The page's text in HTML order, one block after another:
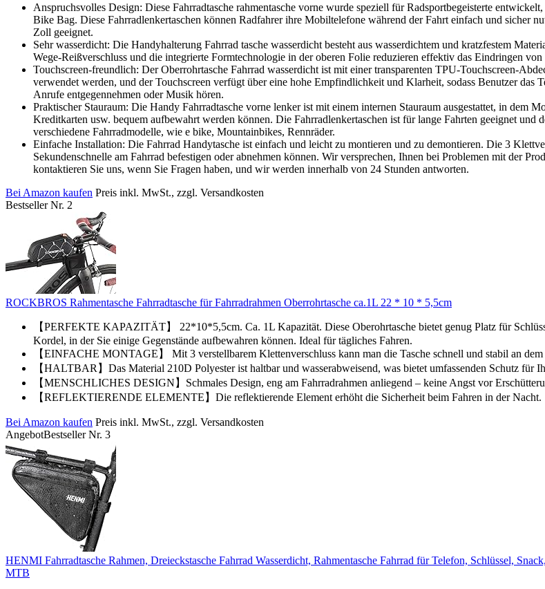
Anspruchsvolles Design: Diese Fahrradtasche rahmentasche vorne wurde speziell für Radsportbegeisterte
Bike Bag. Diese Fahrradlenkertaschen können Radfahrer ihre Mobiltelefone während der Fahrt einfach und sicher
Zoll geeignet.
Sehr wasserdicht: Die Handyhalterung Fahrrad tasche wasserdicht besteht aus wasserdichtem und kratzfestem
Wege-Reißverschluss und die integrierte Formtechnologie in der oberen Folie reduzieren effektiv das Eindringen
Touchscreen-freundlich: Der Oberrohrtasche Fahrrad wasserdicht ist mit einer transparenten TPU-Touchscreen-
verwendet werden, und der Touchscreen verfügt über eine hohe Empfindlichkeit und Klarheit, sodass Benutzer das
Anrufe entgegennehmen oder Musik hören.
Praktischer Stauraum: Die Handy Fahrradtasche vorne lenker ist mit einem internen Stauraum ausgestattet, in dem
Kreditkarten usw. bequem aufbewahrt werden können. Die Fahrradlenkertaschen ist für lange Fahrten geeignet
verschiedene Fahrradmodelle, wie e bike, Mountainbikes, Rennräder.
Einfache Installation: Die Fahrrad Handytasche ist einfach und leicht zu montieren und zu demontieren. Die 3
Sekundenschnelle am Fahrrad befestigen oder abnehmen können. Wir versprechen, Ihnen bei Problemen mit der
kontaktieren Sie uns, wenn Sie Fragen haben, und wir werden innerhalb von 24 Stunden antworten.
Bei Amazon kaufen Preis inkl. MwSt., zzgl. Versandkosten
Bestseller Nr. 2
ROCKBROS Rahmentasche Fahrradtasche für Fahrradrahmen Oberrohrtasche ca.1L 22 * 10 * 5,5cm
【PERFEKTE KAPAZITÄT】 22*10*5,5cm. Ca. 1L Kapazität. Diese Oberohrtasche bietet genug Platz für
Kordel, in der Sie einige Gegenstände aufbewahren können. Ideal für tägliches Fahren.
【EINFACHE MONTAGE】 Mit 3 verstellbarem Klettenverschluss kann man die Tasche schnell und stabil an dem
【HALTBAR】Das Material 210D Polyester ist haltbar und wasserabweisend, was bietet umfassenden Schutz für
【MENSCHLICHES DESIGN】Schmales Design, eng am Fahrradrahmen anliegend – keine Angst vor
【REFLEKTIERENDE ELEMENTE】Die reflektierende Element erhöht die Sicherheit beim Fahren in der Nacht.
Bei Amazon kaufen Preis inkl. MwSt., zzgl. Versandkosten
AngebotBestseller Nr. 3
HENMI Fahrradtasche Rahmen, Dreieckstasche Fahrrad Wasserdicht, Rahmentasche Fahrrad für Telefon, Schlüssel,
MTB